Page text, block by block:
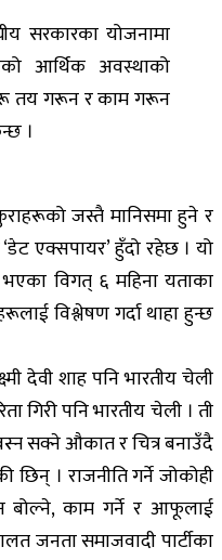
सरकारका योजनामा
आर्थिक अवस्थाको
तय गरून र काम गरून
।
जस्तै मानिसमा हुने र
एक्सपायर’ हुँदो रहेछ । यो
विगत् ६ महिना यताका
विश्लेषण गर्दा थाहा हुन्छ
देवी शाह पनि भारतीय चेली
पनि भारतीय चेली । ती
सक्ने औकात र चित्र बनाउँदै
। राजनीति गर्ने जोकोही
बोल्ने, काम गर्ने र आफूलाई
जनता समाजवादी पार्टीका